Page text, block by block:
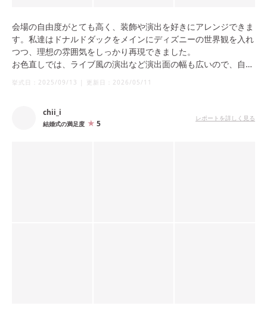
会場の自由度がとても高く、装飾や演出を好きにアレンジできま
す。私達はドナルドダックをメインにディズニーの世界観を入れ
つつ、理想の雰囲気をしっかり再現できました。
お色直しでは、ライブ風の演出など演出面の幅も広いので、自分
挙式日： 2025/09/13 | 更新日： 2026/05/11
chii_i
結婚式の満足度 5
レポートを詳しく見る